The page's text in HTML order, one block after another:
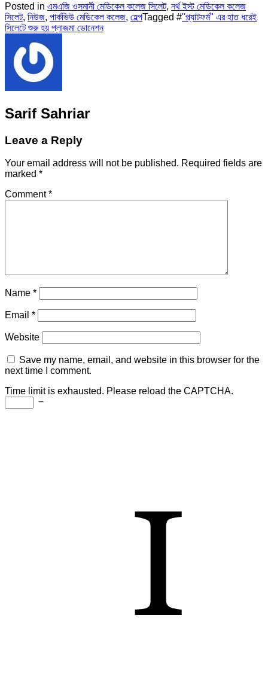
Posted in এমএজি ওসমানী মেডিকেল কলেজ সিলেট, নর্থ ইস্ট মেডিকেল কলেজ
সিলেট, নিউজ, পার্কভিউ মেডিকেল কলেজ, হেল্পTagged #"প্ল্যাটফর্ম" এর হাত ধরেই
সিলেটে শুরু হয় প্লাজমা ডোনেশন
Sarif Sahriar
Leave a Reply
Your email address will not be published. Required fields are
marked *
Comment*
Name *
Email *
Website
Save my name, email, and website in this browser for the
next time I comment.
Time limit is exhausted. Please reload the CAPTCHA.
−